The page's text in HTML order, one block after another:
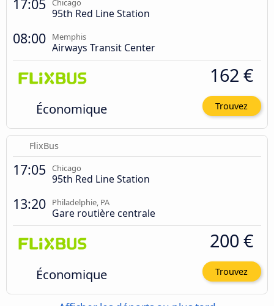
17:05 Chicago
95th Red Line Station
08:00 Memphis
Airways Transit Center
Économique
162 €
Trouvez
FlixBus
17:05 Chicago
95th Red Line Station
13:20 Philadelphie, PA
Gare routière centrale
Économique
200 €
Trouvez